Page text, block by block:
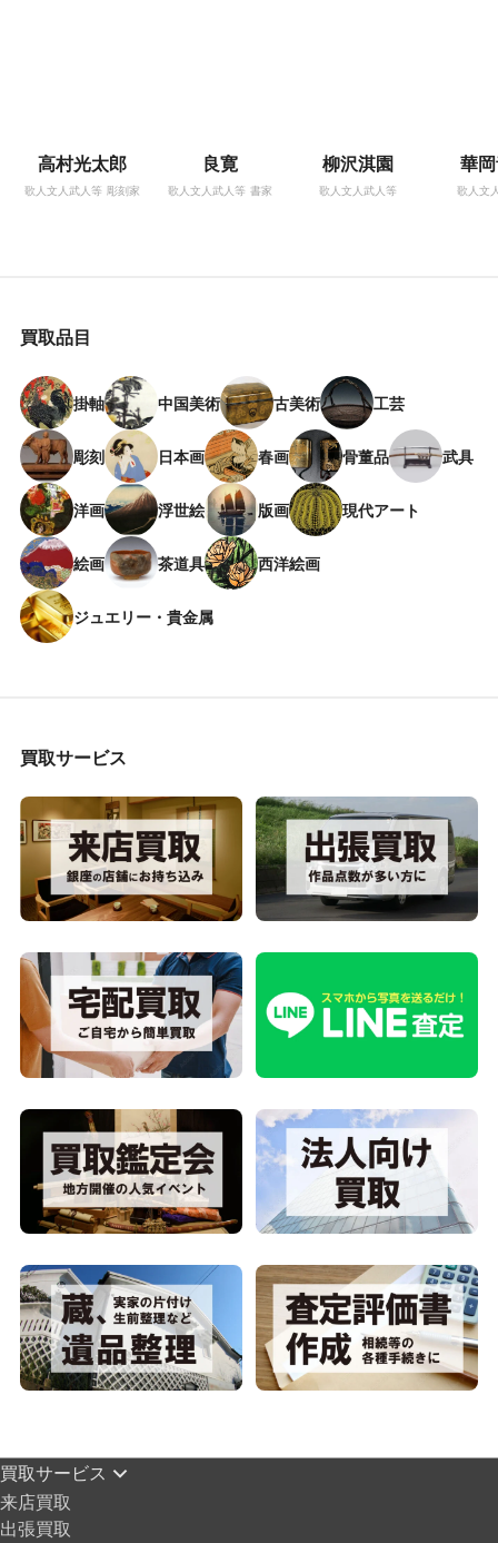
高村光太郎
歌人文人武人等 彫刻家
良寛
歌人文人武人等 書家
柳沢淇園
歌人文人武人等
華
歌人文
買取品目
掛軸 中国美術 古美術 工芸
彫刻 日本画 春画 骨董品 武具
洋画 浮世絵 版画 現代アート
絵画 茶道具 西洋絵画
ジュエリー・貴金属
買取サービス
買取サービス
来店買取
出張買取